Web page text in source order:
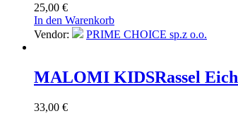
25,00 €
In den Warenkorb
Vendor:
PRIME CHOICE sp.z o.o.
MALOMI KIDSRassel
33,00 €